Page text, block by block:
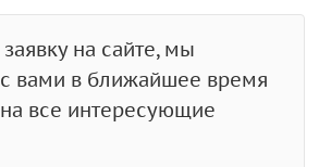
на сайте, мы
вами в ближайшее время
все интересующие